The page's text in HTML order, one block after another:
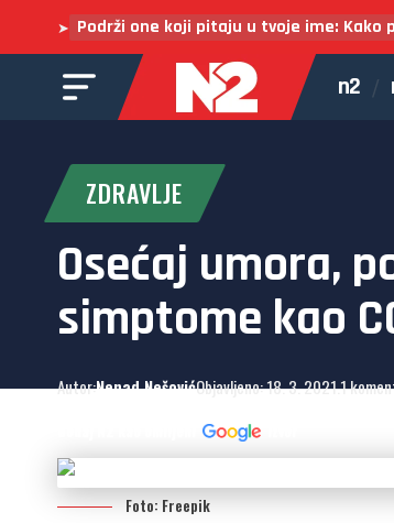
➤ Podrži one koji pitaju u tvoje ime:
n2
ZDRAVLJE
Osećaj umora,
simptome kao
Autor:Nenad NešovićObjavljeno: 18. 3. 2021.1
Foto: Freepik